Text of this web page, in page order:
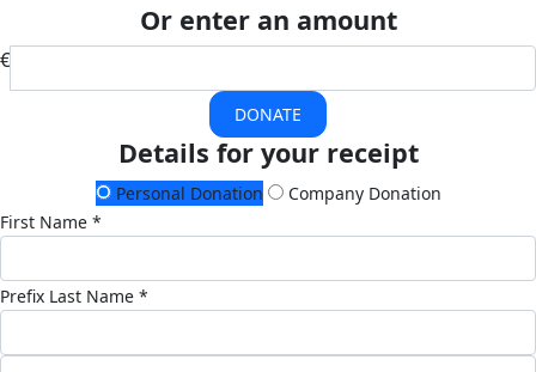
Or enter an amount
€
DONATE
Details for your receipt
Personal Donation
Company Donation
First Name *
Prefix Last Name *